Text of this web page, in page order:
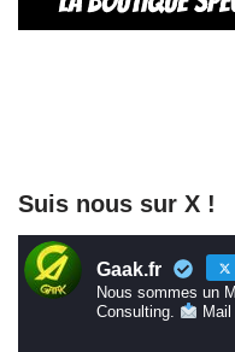
Suis nous sur X !
Gaak.fr
Nous sommes un
Consulting.